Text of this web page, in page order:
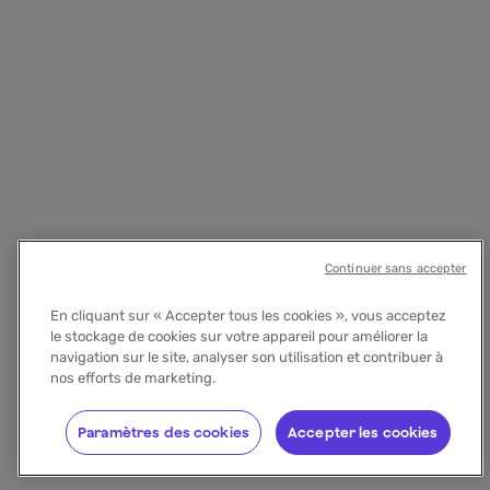
En cliquant sur « Accepter tous les cookies », vous acceptez
le stockage de cookies sur votre appareil pour améliorer la
navigation sur le site, analyser son utilisation et contribuer à
nos efforts de marketing.
Accepter les cookies
Paramètres des cookies
Continuer sans accepter